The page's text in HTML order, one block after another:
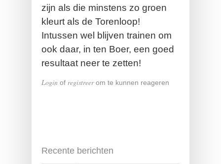
zijn als die minstens zo groen
kleurt als de Torenloop!
Intussen wel blijven trainen om
ook daar, in ten Boer, een goed
resultaat neer te zetten!
Login of registreerom te kunnen reageren
Recente berichten